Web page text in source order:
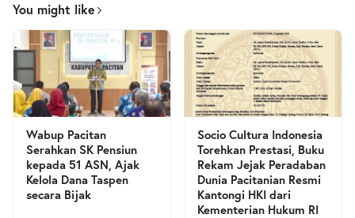
You might like
Wabup Pacitan
Serahkan SK Pensiun
kepada 51 ASN, Ajak
Kelola Dana Taspen
secara Bijak
Socio Cultura Indonesia
Torehkan Prestasi, Buku
Rekam Jejak Peradaban
Dunia Pacitanian Resmi
Kantongi HKI dari
Kementerian Hukum RI